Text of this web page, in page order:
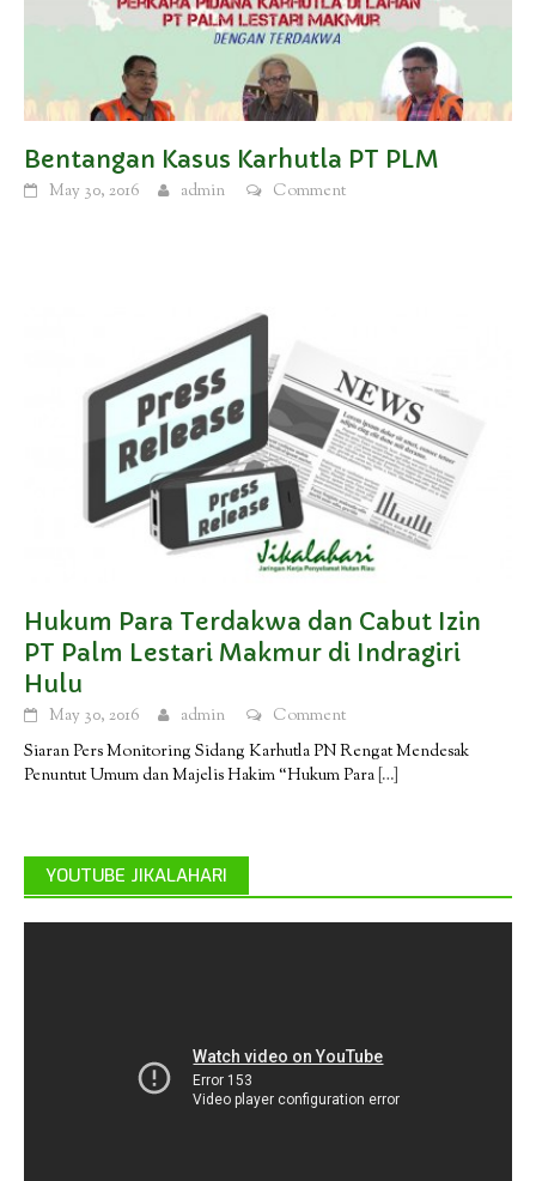
Bentangan Kasus Karhutla PT PLM
May 30, 2016 admin Comment
Hukum Para Terdakwa dan Cabut Izin
PT Palm Lestari Makmur di Indragiri
Hulu
May 30, 2016 admin
Comment
Siaran Pers Monitoring Sidang Karhutla PN Rengat Mendesak
Penuntut Umum dan Majelis Hakim “Hukum Para […]
YOUTUBE JIKALAHARI